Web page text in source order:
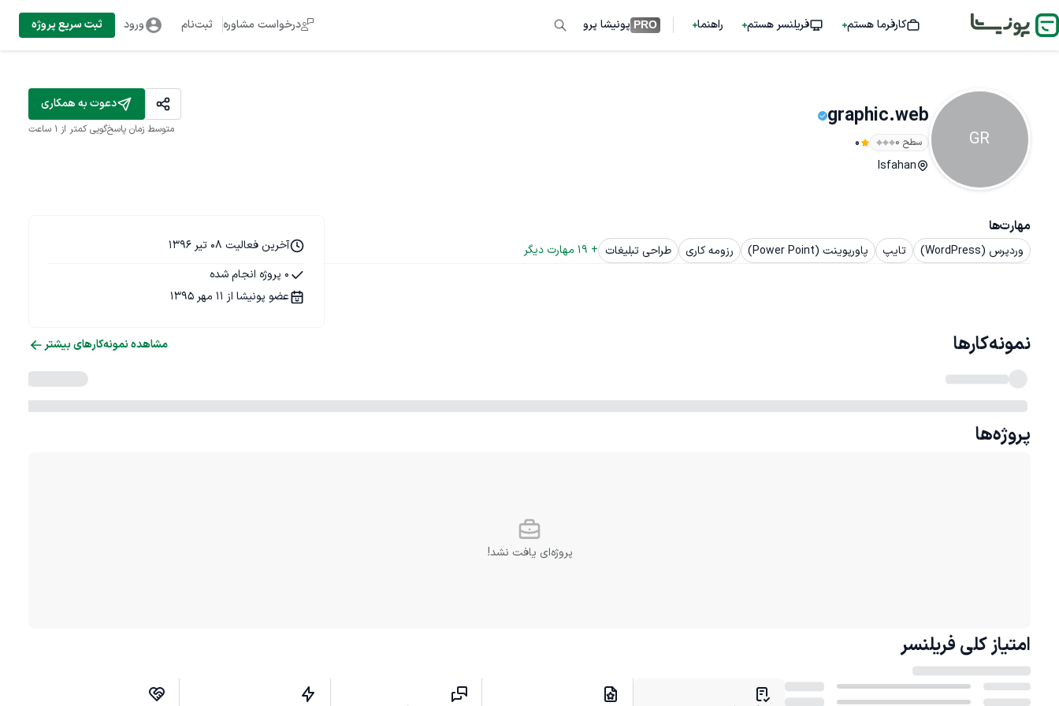
کارفرما هستم فریلنسر هستم راهنما PRO پونیشا پرو درخواست مشاوره ثبت‌نام ورود ثبت سریع پروژه
GR
graphic.web
سطح ۰ 0
Isfahan
دعوت به همکاری
متوسط زمان پاسخ‌گویی کمتر از 1 ساعت
مهارت‌ها
وردپرس (WordPress) تایپ پاورپوینت (Power Point) رزومه کاری طراحی تبلیغات +
19 مهارت دیگر
آخرین فعالیت 08 تیر 1396
0 پروژه انجام شده
عضو پونیشا از 11 مهر 1395
نمونه‌کارها مشاهده نمونه‌کارهای بیشتر
پروژه‌ها
پروژه‌ای یافت نشد!
امتیاز کلی فریلنسر